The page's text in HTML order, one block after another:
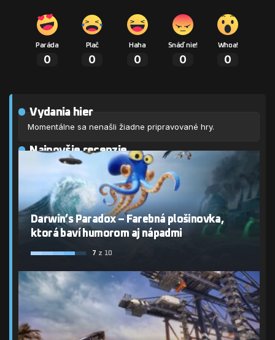
Paráda
0
Plač
0
Haha
0
Snáď nie!
0
Whoa!
0
Vydania hier
Momentálne sa nenašli žiadne pripravované hry.
Najnovšie recenzie
Darwin’s Paradox – Farebná plošinovka,
ktorá baví humorom aj nápadmi
7 z 10